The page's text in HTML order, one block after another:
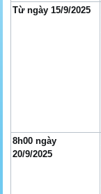
Từ ngày15/9/2025
8h00 ngày
20/9/2025